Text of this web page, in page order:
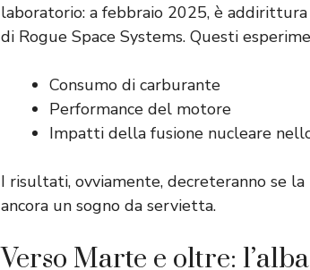
laboratorio: a febbraio 2025, è
di Rogue Space Systems. Questi
Consumo di carburante
Performance del motore
Impatti della fusione nucleare
I risultati, ovviamente, decreteranno se
ancora un sogno da servietta.
Verso Marte e oltre: